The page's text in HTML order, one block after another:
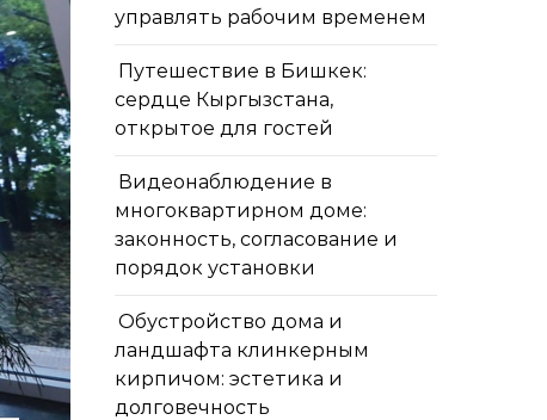
управлять рабочим временем
Путешествие в Бишкек:
сердце Кыргызстана,
открытое для гостей
Видеонаблюдение в
многоквартирном доме:
законность, согласование и
порядок установки
Обустройство дома и
ландшафта клинкерным
кирпичом: эстетика и
долговечность